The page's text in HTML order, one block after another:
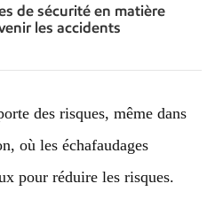
de sécurité en matière
les accidents
des risques, même dans
où les échafaudages
pour réduire les risques.